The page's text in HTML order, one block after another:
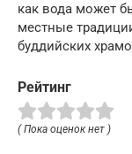
как вода может
местные
буддийских
Рейтинг
( Пока оценок нет )